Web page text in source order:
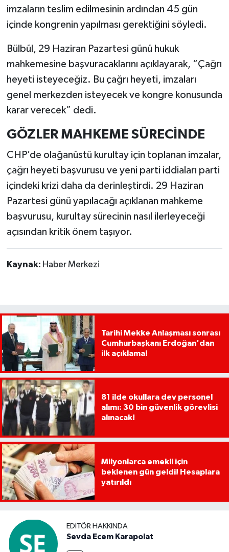
imzaların teslim edilmesinin ardından 45 gün
içinde kongrenin yapılması gerektiğini söyledi.
Bülbül, 29 Haziran Pazartesi günü hukuk
mahkemesine başvuracaklarını açıklayarak, “Çağrı
heyeti isteyeceğiz. Bu çağrı heyeti, imzaları
genel merkezden isteyecek ve kongre konusunda
karar verecek” dedi.
GÖZLER MAHKEME SÜRECİNDE
CHP’de olağanüstü kurultay için toplanan imzalar,
çağrı heyeti başvurusu ve yeni parti iddiaları parti
içindeki krizi daha da derinleştirdi. 29 Haziran
Pazartesi günü yapılacağı açıklanan mahkeme
başvurusu, kurultay sürecinin nasıl ilerleyeceği
açısından kritik önem taşıyor.
Kaynak: Haber Merkezi
Tarihi Mekke Anlaşması sonrası
Cumhurbaşkanı Erdoğan'dan
ilk açıklama!
81 ilde okullara dev personel
alımı: 30 bin güvenlik görevlisi
alınacak!
Milyonlarca emekli için
beklenen gün geldi! Hesaplara
yatırıldı
EDITÖR HAKKINDA
Sevda Ecem Karapolat